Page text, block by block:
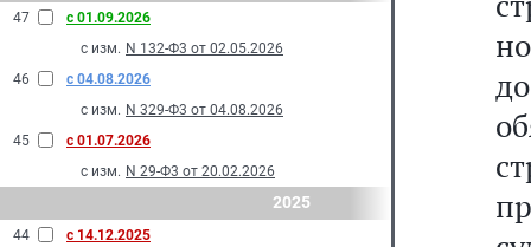
47
с 01.09.2026
с изм. N 132-Ф3 от 02.05.2026
46
с 04.08.2026
с изм. N 329-Ф3 от 04.08.2026
45
с 01.07.2026
с изм. N 29-Ф3 от 20.02.2026
2025
44
с 14.12.2025